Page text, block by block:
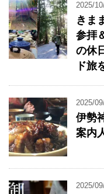
2025/
きま
参拝
の休
ド旅
2025/
伊勢
案内
2025/